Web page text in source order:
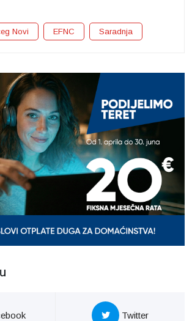
Novi EFNC Saradnja
Twitter